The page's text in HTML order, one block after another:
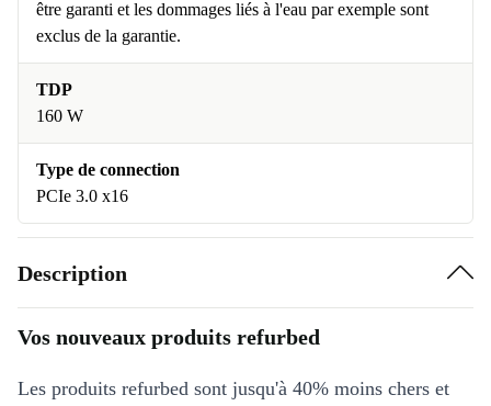
être garanti et les dommages liés à l'eau par exemple sont
exclus de la garantie.
TDP
160 W
Type de connection
PCIe 3.0 x16
Description
Vos nouveaux produits refurbed
Les produits refurbed sont jusqu'à 40% moins chers et